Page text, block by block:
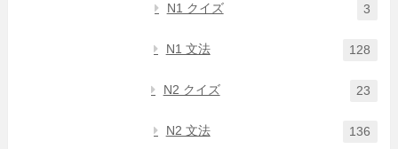
N1 クイズ 3
N1 文法 128
N2 クイズ 23
N2 文法 136